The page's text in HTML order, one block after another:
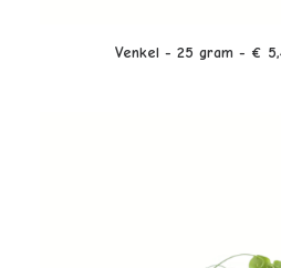
LEES
Venkel - 25 gram - €